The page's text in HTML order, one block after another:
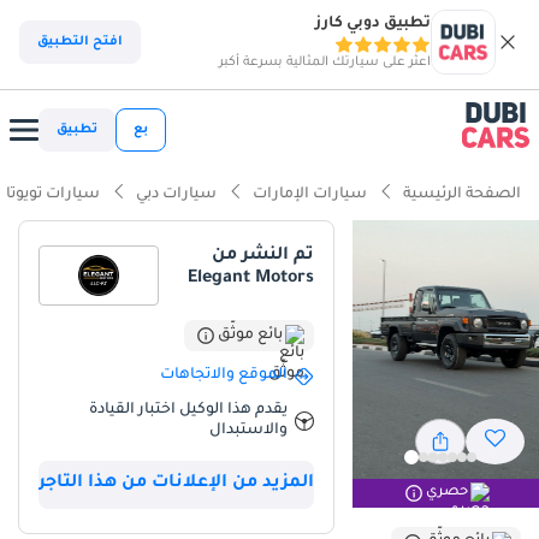
تطبيق دوبي كارز
اعثر على سيارتك المثالية بسرعة أكبر
افتح التطبيق
بع تطبيق
الصفحة الرئيسية سيارات الإمارات سيارات دبي سيارات تويوتا
حصري
تم النشر من
Elegant Motors
بائع موثّق
الموقع والاتجاهات
يقدم هذا الوكيل اختبار القيادة
والاستبدال
المزيد من الإعلانات من هذا التاجر
ذكاء دوبي كارز
ذكاء دوبيكارز
مصمم خصيصًا للطرق الوعرة
أقل معدل استهلاك في فئته
أعلى خلوص أرضي في فئته
ملخص
يمثل طراز 2025 هذا النسخة الأكثر تطوراً من سيارة صحراوية أسطورية،
حيث يتميز الآن بناقل حركة أوتوماتيكي سلس يجعله أكثر ملاءمة لحركة
المرور اليومية في دول مجلس التعاون الخليجي دون أن يفقد جوهره القوي.
وباعتباره طراز العام الحالي بمواصفات دول مجلس التعاون الخليجي، فإنه